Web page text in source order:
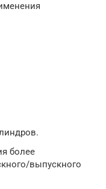
более
выпускного